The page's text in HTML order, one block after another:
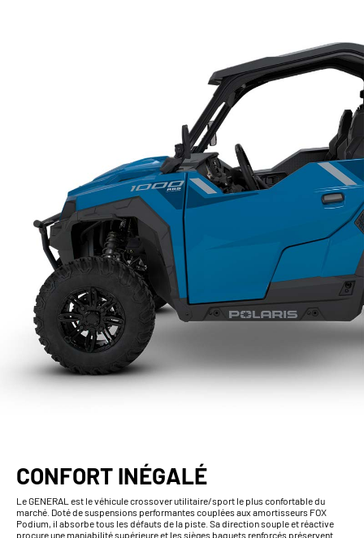
CONFORT INÉGALÉ
Le GENERAL est le véhicule crossover utilitaire/sport le plus confortable du
marché. Doté de suspensions performantes couplées aux amortisseurs FOX
Podium, il absorbe tous les défauts de la piste. Sa direction souple et réactive
procure une maniabilité supérieure et les sièges baquets renforcés préservent